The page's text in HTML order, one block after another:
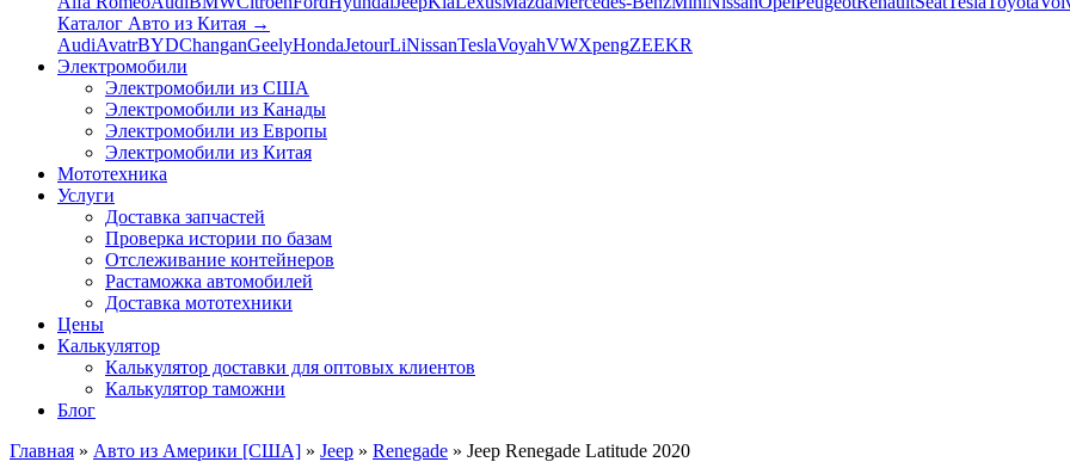
Каталог Авто из Китая →
AudiAvatrBYDChanganGeelyHondaJetourLiNissanTeslaVoyahVWXpengZEEKR
Электромобили
Электромобили из США
Электромобили из Канады
Электромобили из Европы
Электромобили из Китая
Мототехника
Услуги
Доставка запчастей
Проверка истории по базам
Отслеживание контейнеров
Растаможка автомобилей
Доставка мототехники
Цены
Калькулятор
Калькулятор доставки для оптовых клиентов
Калькулятор таможни
Блог
Главная » Авто из Америки [США] » Jeep » Renegade » Jeep Renegade Latitude 2020